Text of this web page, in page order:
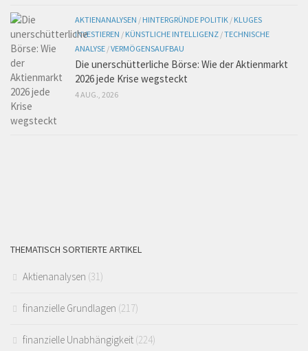
AKTIENANALYSEN / HINTERGRÜNDE POLITIK / KLUGES
INVESTIEREN / KÜNSTLICHE INTELLIGENZ /TECHNISCHE
ANALYSE /VERMÖGENSAUFBAU
Die unerschütterliche Börse: Wie der Aktienmarkt
2026 jede Krise wegsteckt
4 AUG., 2026
THEMATISCH SORTIERTE ARTIKEL
Aktienanalysen (31)
finanzielle Grundlagen (217)
finanzielle Unabhängigkeit (224)